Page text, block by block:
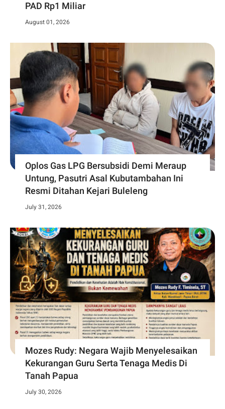
PAD Rp1 Miliar
August 01, 2026
Oplos Gas LPG Bersubsidi Demi Meraup
Untung, Pasutri Asal Kubutambahan Ini
Resmi Ditahan Kejari Buleleng
July 31, 2026
Mozes Rudy: Negara Wajib Menyelesaikan
Kekurangan Guru Serta Tenaga Medis Di
Tanah Papua
July 30, 2026